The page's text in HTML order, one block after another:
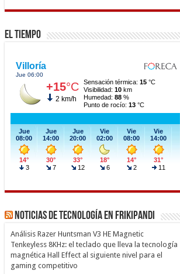
El Tiempo
Noticias de Tecnología en Frikipandi
Análisis Razer Huntsman V3 HE Magnetic
Tenkeyless 8KHz: el teclado que lleva la tecnología
magnética Hall Effect al siguiente nivel para el
gaming competitivo